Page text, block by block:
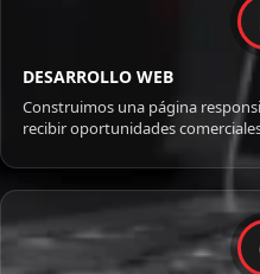
DESARROLLO WEB
Construimos una página
recibir oportunidades